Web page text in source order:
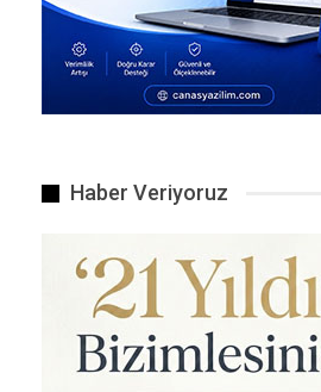
Triboelektrik nanogeneratörler
malzemeler arasındaki
sürtünmesiyle gerçekleşir. Son
ve sıkı paketlenmiş
aynı boncuklara sahip başka
ettiğinde, bazı boncukların
diğerlerinin ise negatif
Haber Veriyoruz